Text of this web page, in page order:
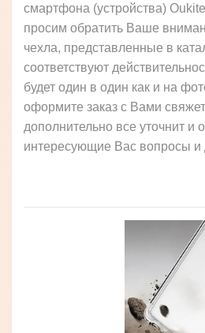
смартфона (устройства)
просим обратить Ваше
чехла, представленные в
соответствуют
будет один в один как и на
оформите заказ с Вами
дополнительно все уточнит и
интересующие Вас вопросы и